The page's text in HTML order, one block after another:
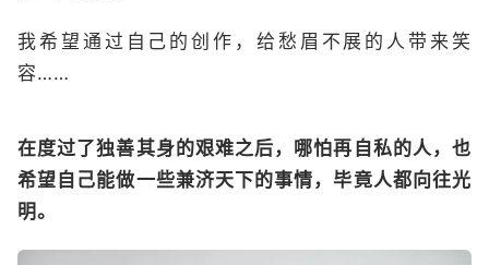
我希望通过自己的创作，给愁眉不展的人带来笑
容……
在度过了独善其身的艰难之后，哪怕再自私的人，也
希望自己能做一些兼济天下的事情，毕竟人都向往光
明。